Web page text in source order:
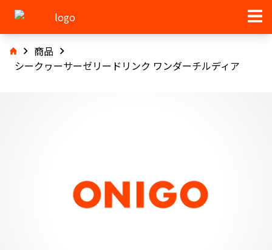
商品
シークヮーサーゼリードリンク ワンダーチルディア